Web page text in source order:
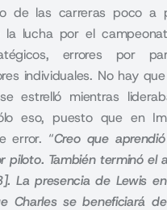
de las carreras poco a
la lucha por el
errores por
individuales. No hay
estrelló mientras
eso, puesto que en
error. “Creo que
piloto. También terminó el
La presencia de Lewis
Charles se beneficiará